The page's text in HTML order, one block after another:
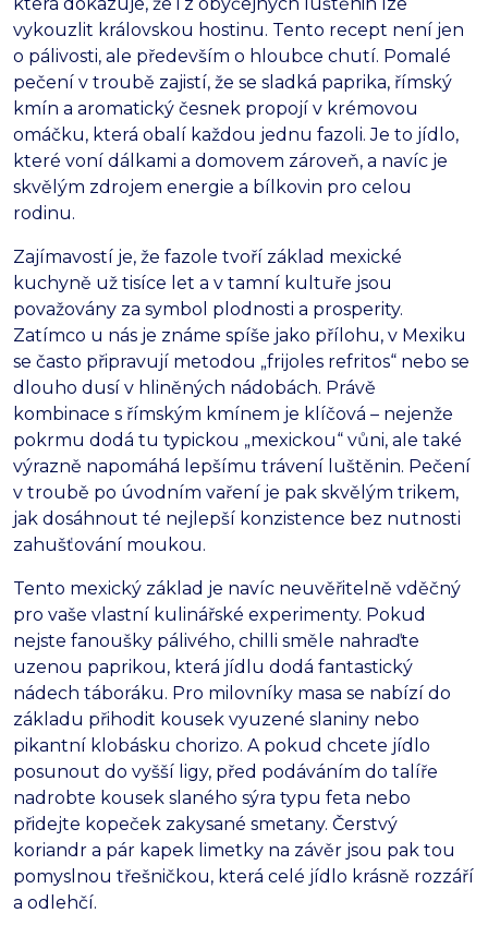
která dokazuje, že i z obyčejných luštěnin lze
vykouzlit královskou hostinu. Tento recept není jen
o pálivosti, ale především o hloubce chutí. Pomalé
pečení v troubě zajistí, že se sladká paprika, římský
kmín a aromatický česnek propojí v krémovou
omáčku, která obalí každou jednu fazoli. Je to jídlo,
které voní dálkami a domovem zároveň, a navíc je
skvělým zdrojem energie a bílkovin pro celou
rodinu.
Zajímavostí je, že fazole tvoří základ mexické
kuchyně už tisíce let a v tamní kultuře jsou
považovány za symbol plodnosti a prosperity.
Zatímco u nás je známe spíše jako přílohu, v Mexiku
se často připravují metodou „frijoles refritos“ nebo se
dlouho dusí v hliněných nádobách. Právě
kombinace s římským kmínem je klíčová – nejenže
pokrmu dodá tu typickou „mexickou“ vůni, ale také
výrazně napomáhá lepšímu trávení luštěnin. Pečení
v troubě po úvodním vaření je pak skvělým trikem,
jak dosáhnout té nejlepší konzistence bez nutnosti
zahušťování moukou.
Tento mexický základ je navíc neuvěřitelně vděčný
pro vaše vlastní kulinářské experimenty. Pokud
nejste fanoušky pálivého, chilli směle nahraďte
uzenou paprikou, která jídlu dodá fantastický
nádech táboráku. Pro milovníky masa se nabízí do
základu přihodit kousek vyuzené slaniny nebo
pikantní klobásku chorizo. A pokud chcete jídlo
posunout do vyšší ligy, před podáváním do talíře
nadrobte kousek slaného sýra typu feta nebo
přidejte kopeček zakysané smetany. Čerstvý
koriandr a pár kapek limetky na závěr jsou pak tou
pomyslnou třešničkou, která celé jídlo krásně rozzáří
a odlehčí.